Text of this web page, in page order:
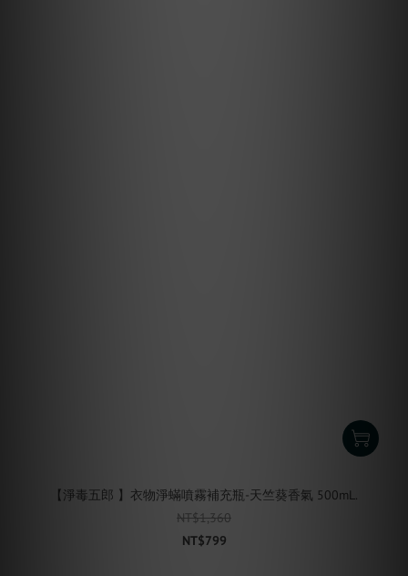
【淨毒五郎 】衣物淨蟎噴霧補充瓶-天竺葵香氣 500mL.
NT$1,360
NT$799